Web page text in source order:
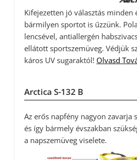
Kifejezetten jó választás minden
bármilyen sportot is űzzünk.
lencsével, antiallergén
ellátott sportszemüveg. Védjük
káros UV sugaraktól! Olvasd
Arctica S-132 B
Az erős napfény nagyon zavarja
és így bármely évszakban
a napszemüveg viselete.